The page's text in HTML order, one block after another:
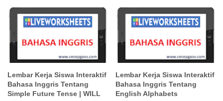
Lembar Kerja Siswa Interaktif
Bahasa Inggris Tentang
Simple Future Tense | WILL
Lembar Kerja Siswa Interaktif
Bahasa Inggris Tentang
English Alphabets